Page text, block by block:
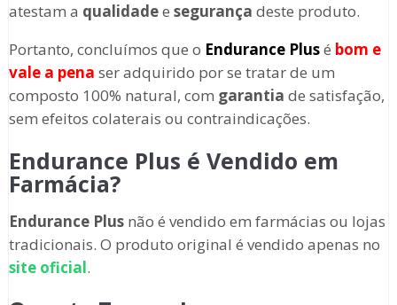
atestam a qualidadee segurança deste produto.
Portanto, concluímos que o Endurance Plusé bom e
vale a pena ser adquirido por se tratar de um
composto 100% natural, com garantia de satisfação,
sem efeitos colaterais ou contraindicações.
Endurance Plus é Vendido em
Farmácia?
Endurance Plusnão é vendido em farmácias ou lojas
tradicionais. O produto original é vendido apenas no
site oficial.